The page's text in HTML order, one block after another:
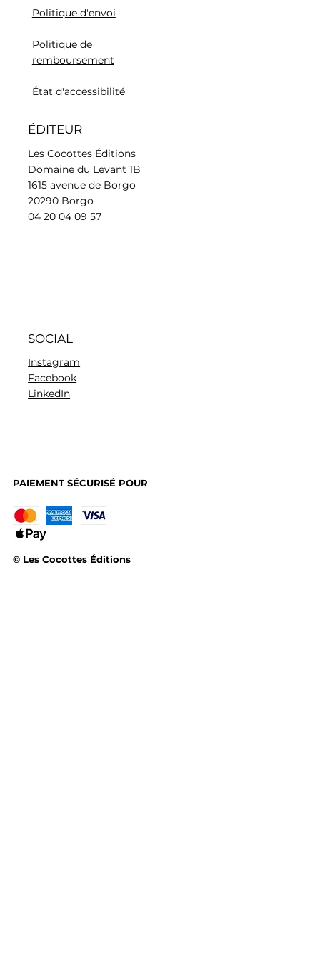
Politique d'envoi
Politique de
remboursement
État d'accessibilité
ÉDITEUR
Les Cocottes Éditions
Domaine du Levant 1B
1615 avenue de Borgo
20290 Borgo
04 20 04 09 57
SOCIAL
Instagram
Facebook
LinkedIn
© Les Cocottes Éditions
PAIEMENT SÉCURISÉ POUR